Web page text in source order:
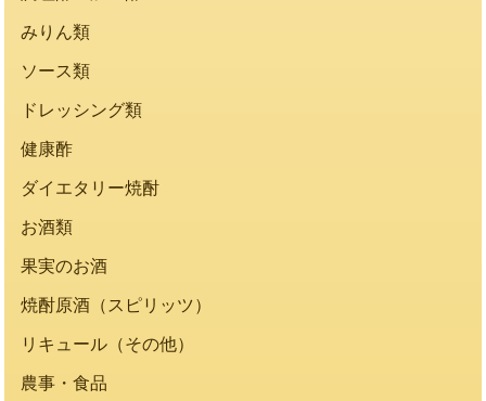
みりん類
ソース類
ドレッシング類
健康酢
ダイエタリー焼酎
お酒類
果実のお酒
焼酎原酒（スピリッツ）
リキュール（その他）
農事・食品